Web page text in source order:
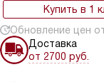
Купить в 1
Обновление цен
Доставка
от 2700 руб.